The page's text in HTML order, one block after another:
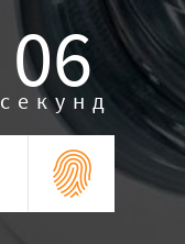
04
секунд